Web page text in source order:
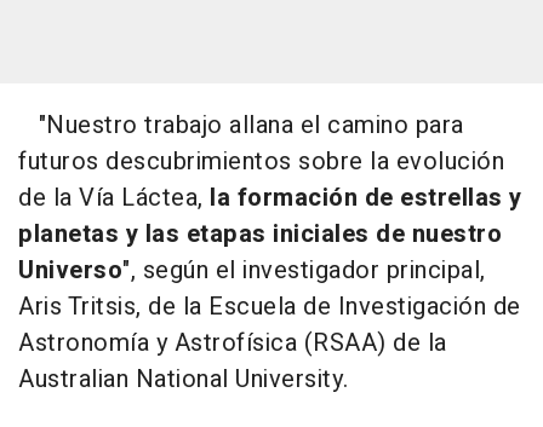
"Nuestro trabajo allana el camino para
futuros descubrimientos sobre la evolución
de la Vía Láctea, la formación de estrellas y
planetas y las etapas iniciales de nuestro
Universo", según el investigador principal,
Aris Tritsis, de la Escuela de Investigación de
Astronomía y Astrofísica (RSAA) de la
Australian National University.